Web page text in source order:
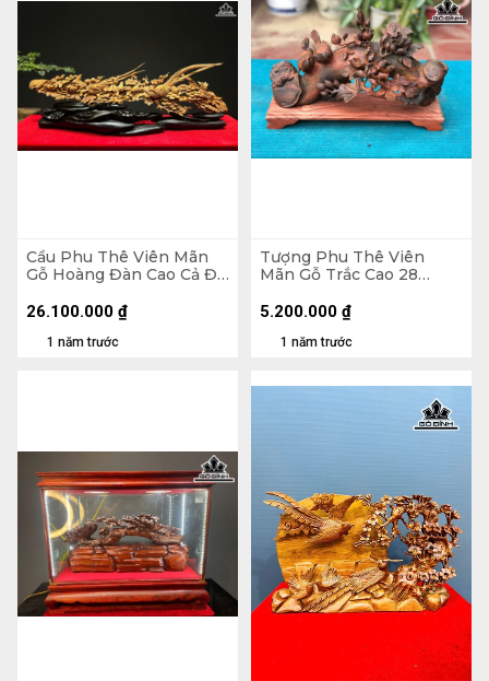
Cầu Phu Thê Viên Mãn
Gỗ Hoàng Đàn Cao Cả Đế
Riêng Tượng Cao 14 (cm)
1 năm trước
26.100.000 ₫
Tượng Phu Thê Viên
Mãn Gỗ Trắc Cao 28
1 năm trước
5.200.000 ₫